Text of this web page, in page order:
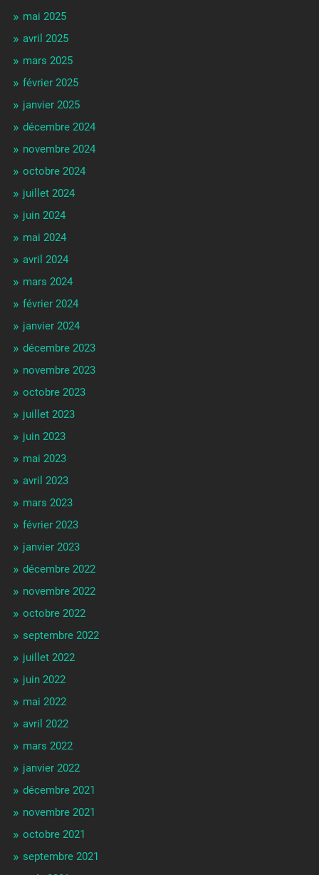
mai 2025
avril 2025
mars 2025
février 2025
janvier 2025
décembre 2024
novembre 2024
octobre 2024
juillet 2024
juin 2024
mai 2024
avril 2024
mars 2024
février 2024
janvier 2024
décembre 2023
novembre 2023
octobre 2023
juillet 2023
juin 2023
mai 2023
avril 2023
mars 2023
février 2023
janvier 2023
décembre 2022
novembre 2022
octobre 2022
septembre 2022
juillet 2022
juin 2022
mai 2022
avril 2022
mars 2022
janvier 2022
décembre 2021
novembre 2021
octobre 2021
septembre 2021